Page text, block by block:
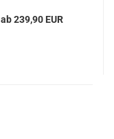
ab 239,90 EUR